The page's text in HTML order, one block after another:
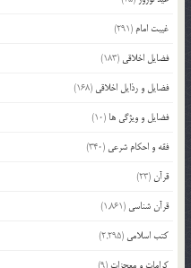
غیبت امام (291)
فضایل اخلاقی (183)
فضایل و رذایل اخلاقی (168)
فضایل و ویژگی ها (10)
فقه و احکام شرعی (340)
قرآن(23)
قرآن شناسی (1,861)
کتب اسلامی (2,295)